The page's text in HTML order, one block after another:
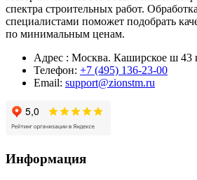
спектра строительных работ.
специалистами поможет подобрать
по минимальным ценам.
Адрес : Москва. Каширское ш 43
Телефон: +7 (495) 136-23-00
Email: support@zionstm.ru
Информация